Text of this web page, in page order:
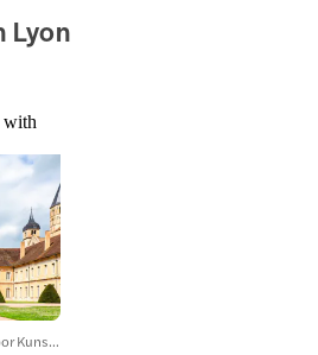
Lyon
with
Abdij van Cluny en het Museum voor Kunst en Archeologie